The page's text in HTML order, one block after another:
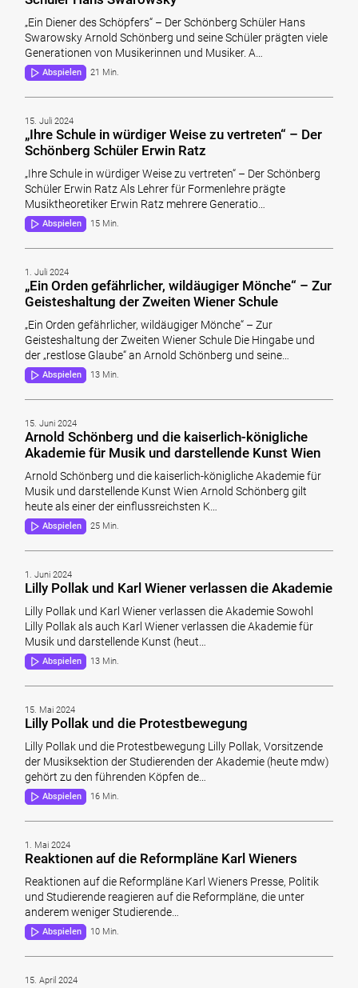
„Ein Diener des Schöpfers“ – Der Schönberg Schüler Hans
Swarowsky Arnold Schönberg und seine Schüler prägten viele
Generationen von Musikerinnen und Musiker. A…
Abspielen 21 Min.
15. Juli 2024
„Ihre Schule in würdiger Weise zu vertreten“ – Der
Schönberg Schüler Erwin Ratz
„Ihre Schule in würdiger Weise zu vertreten“ – Der Schönberg
Schüler Erwin Ratz Als Lehrer für Formenlehre prägte
Musiktheoretiker Erwin Ratz mehrere Generatio…
Abspielen 15 Min.
1. Juli 2024
„Ein Orden gefährlicher, wildäugiger Mönche“ – Zur
Geisteshaltung der Zweiten Wiener Schule
„Ein Orden gefährlicher, wildäugiger Mönche“ – Zur
Geisteshaltung der Zweiten Wiener Schule Die Hingabe und
der „restlose Glaube“ an Arnold Schönberg und seine…
Abspielen 13 Min.
15. Juni 2024
Arnold Schönberg und die kaiserlich-königliche
Akademie für Musik und darstellende Kunst Wien
Arnold Schönberg und die kaiserlich-königliche Akademie für
Musik und darstellende Kunst Wien Arnold Schönberg gilt
heute als einer der einflussreichsten K…
Abspielen 25 Min.
1. Juni 2024
Lilly Pollak und Karl Wiener verlassen die Akademie
Lilly Pollak und Karl Wiener verlassen die Akademie Sowohl
Lilly Pollak als auch Karl Wiener verlassen die Akademie für
Musik und darstellende Kunst (heut…
Abspielen 13 Min.
15. Mai 2024
Lilly Pollak und die Protestbewegung
Lilly Pollak und die Protestbewegung Lilly Pollak, Vorsitzende
der Musiksektion der Studierenden der Akademie (heute mdw)
gehört zu den führenden Köpfen de…
Abspielen 16 Min.
1. Mai 2024
Reaktionen auf die Reformpläne Karl Wieners
Reaktionen auf die Reformpläne Karl Wieners Presse, Politik
und Studierende reagieren auf die Reformpläne, die unter
anderem weniger Studierende…
Abspielen 10 Min.
15. April 2024